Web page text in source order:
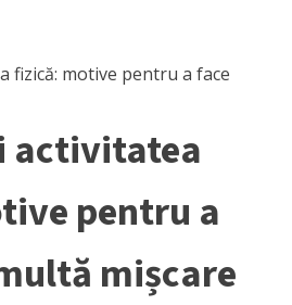
fizică: motive pentru a face
activitatea
pentru a
mișcare